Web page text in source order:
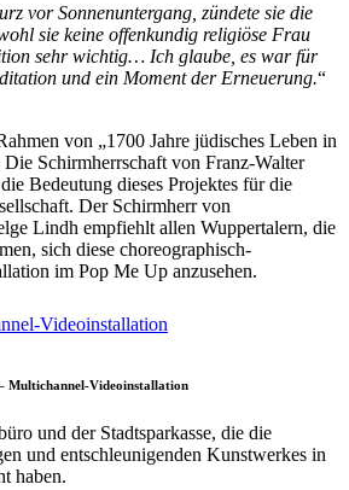
vor Sonnenuntergang, zündete sie die
sie keine offenkundig religiöse Frau
sehr wichtig… Ich glaube, es war für
und ein Moment der Erneuerung.“
von „1700 Jahre jüdisches Leben in
Schirmherrschaft von Franz-Walter
Bedeutung dieses Projektes für die
Der Schirmherr von
Lindh empfiehlt allen Wuppertalern, die
sich diese choreographisch-
im Pop Me Up anzusehen.
Multichannel-Videoinstallation
und der Stadtsparkasse, die die
und entschleunigenden Kunstwerkes in
haben.